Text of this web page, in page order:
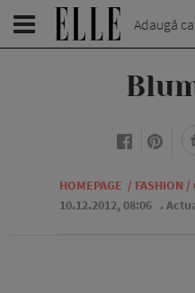
Adaugă
HOMEPAGE / FASHION /
10.12.2012, 08:06 .